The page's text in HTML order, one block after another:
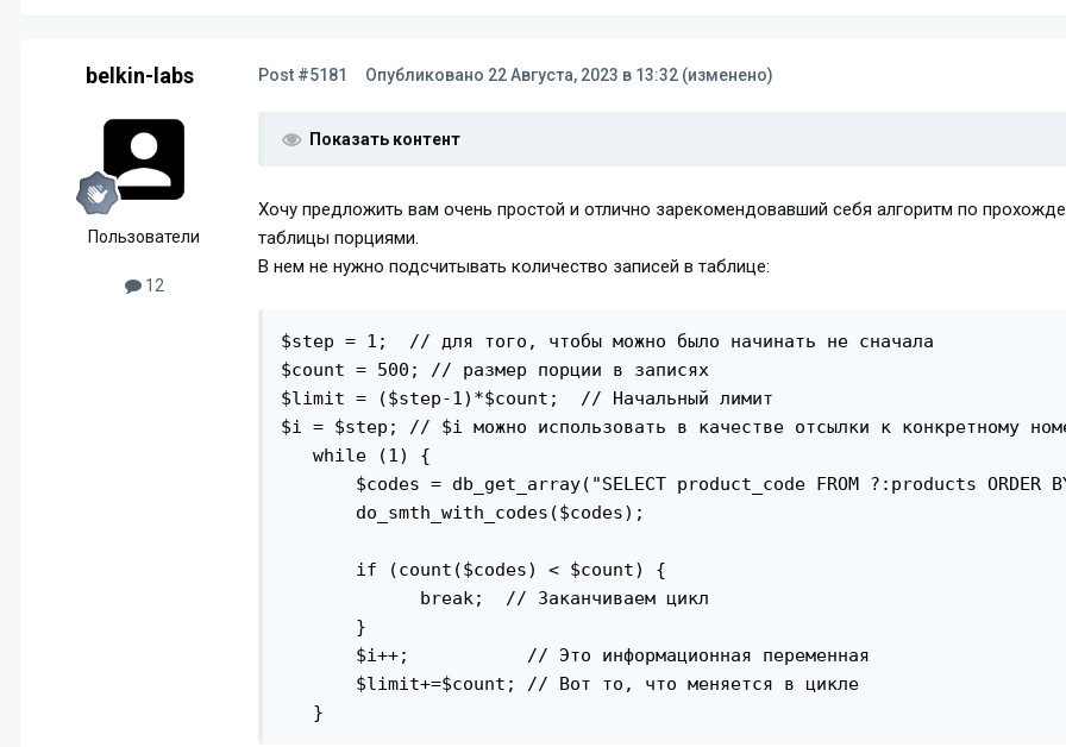
belkin-labs
Пользователи
12
Post #5181 Опубликовано 22 Августа, 2023 в 13:32 (изменено)
Показать контент
Хочу предложить вам очень простой и отлично зарекомендовавший себя алгоритм по
таблицы порциями.
В нем не нужно подсчитывать количество записей в таблице:
$step = 1;  // для того, чтобы можно было начинать не сначала
$count = 500; // размер порции в записях
$limit = ($step-1)*$count;  // Начальный лимит
$i = $step; // $i можно использовать в качестве отсылки к конкретному
   while (1) {
$codes = db_get_array("SELECT product_code FROM ?:products ORDER
       do_smth_with_codes($codes);
       if (count($codes) < $count) {
             break;  // Заканчиваем цикл
       }
       $i++;           // Это информационная переменная
       $limit+=$count; // Вот то, что меняется в цикле
   }